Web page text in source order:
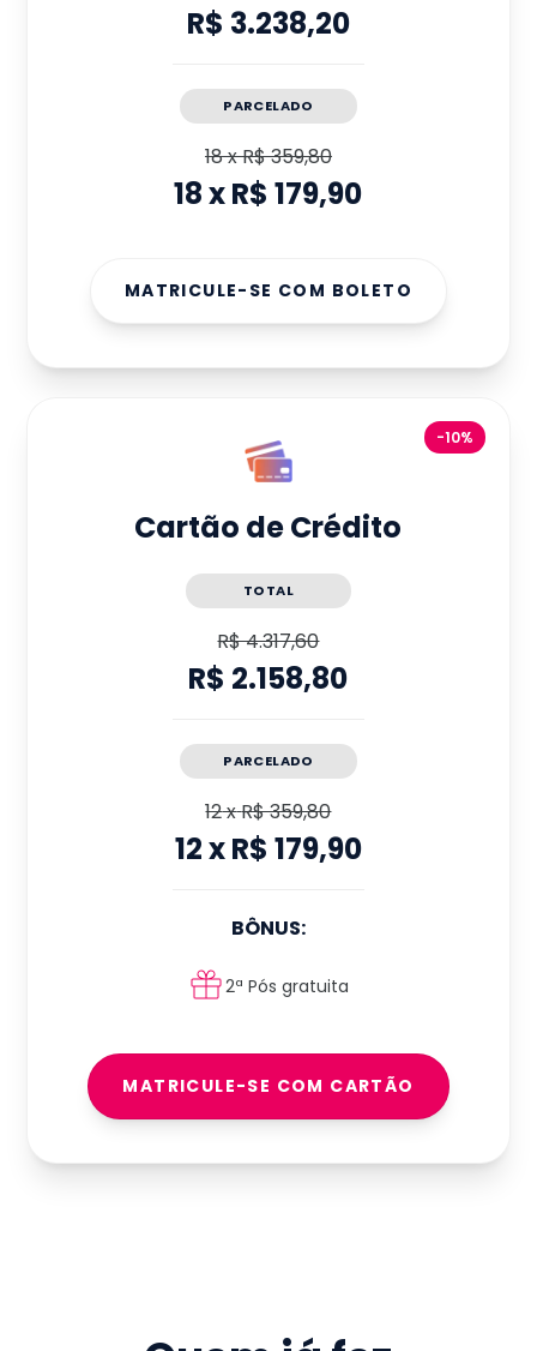
R$ 3.238,20
PARCELADO
18xR$ 359,80
18xR$ 179,90
MATRICULE-SE COM BOLETO
-10%
Cartão de Crédito
TOTAL
R$ 4.317,60
R$ 2.158,80
PARCELADO
12xR$ 359,80
12xR$ 179,90
BÔNUS:
2ª Pós gratuita
MATRICULE-SE COM CARTÃO